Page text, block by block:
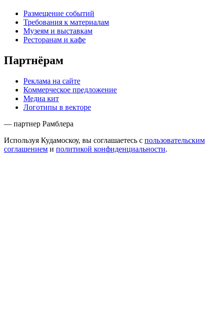
Размещение событий
Требования к материалам
Музеям и выставкам
Ресторанам и кафе
Партнёрам
Реклама на сайте
Коммерческое предложение
Медиа кит
Логотипы в векторе
— партнер Рамблера
Используя Кудамоскоу, вы соглашаетесь с пользовательским
соглашением и политикой конфиденциальности.